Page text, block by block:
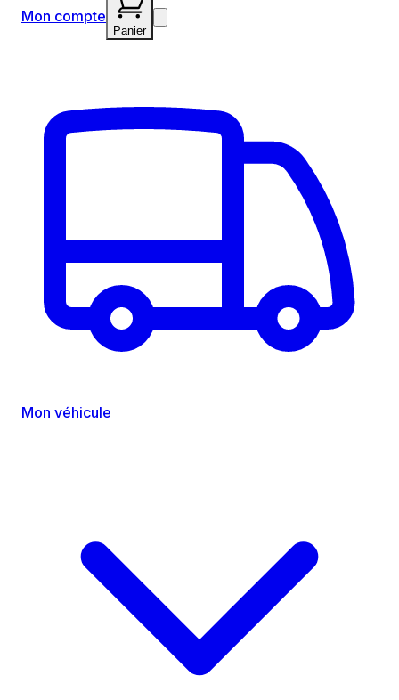
Mon compte
Panier
Mon véhicule